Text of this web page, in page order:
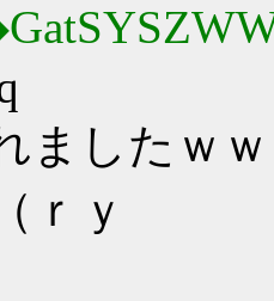
ましたｗ
ｒｙ